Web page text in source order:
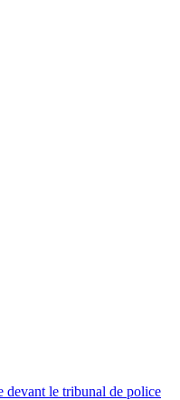
devant le tribunal de police